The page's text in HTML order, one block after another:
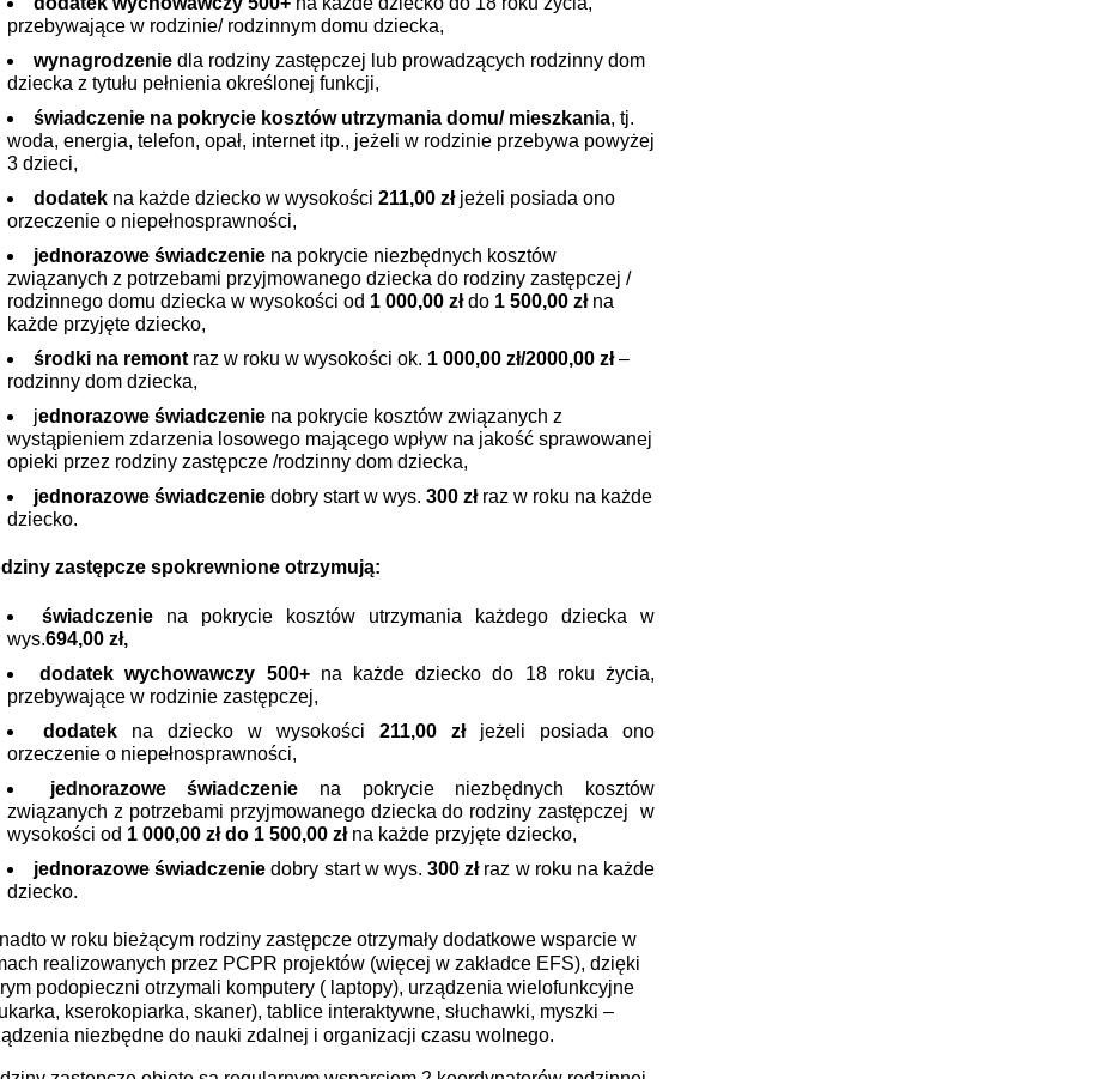
przebywające w rodzinie/ rodzinnym domu dziecka,
wynagrodzenie dla rodziny zastępczej lub prowadzących rodzinny dom
dziecka z tytułu pełnienia określonej funkcji,
świadczenie na pokrycie kosztów utrzymania domu/ mieszkania, tj.
woda, energia, telefon, opał, internet itp., jeżeli w rodzinie przebywa powyżej
3 dzieci,
dodatek na każde dziecko w wysokości 211,00 złjeżeli posiada ono
orzeczenie o niepełnosprawności,
jednorazowe świadczenie na pokrycie niezbędnych kosztów
związanych z potrzebami przyjmowanego dziecka do rodziny zastępczej /
rodzinnego domu dziecka w wysokości od 1 000,00 złdo 1 500,00 złna
każde przyjęte dziecko,
środki na remont raz w roku w wysokości ok. 1 000,00 zł/2000,00 zł–
rodzinny dom dziecka,
jednorazowe świadczenie na pokrycie kosztów związanych z
wystąpieniem zdarzenia losowego mającego wpływ na jakość sprawowanej
opieki przez rodziny zastępcze /rodzinny dom dziecka,
jednorazowe świadczenie dobry start w wys. 300 zł raz w roku na każde
dziecko.
zastępcze spokrewnione otrzymują:
świadczenie na pokrycie kosztów utrzymania każdego dziecka w
wys.694,00 zł,
dodatek wychowawczy 500+na każde dziecko do 18 roku życia,
przebywające w rodzinie zastępczej,
dodatek na dziecko w wysokości 211,00 złjeżeli posiada ono
orzeczenie o niepełnosprawności,
jednorazowe świadczenie na pokrycie niezbędnych kosztów
związanych z potrzebami przyjmowanego dziecka do rodziny zastępczej w
wysokości od 1 000,00 zł do 1 500,00 złna każde przyjęte dziecko,
jednorazowe świadczeniedobry start w wys.300 zł raz w roku na każde
dziecko.
w roku bieżącym rodziny zastępcze otrzymały dodatkowe wsparcie w
realizowanych przez PCPR projektów (więcej w zakładce EFS), dzięki
podopieczni otrzymali komputery ( laptopy), urządzenia wielofunkcyjne
kserokopiarka, skaner), tablice interaktywne, słuchawki, myszki –
niezbędne do nauki zdalnej i organizacji czasu wolnego.